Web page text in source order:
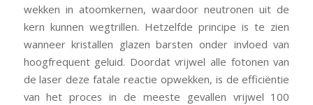
wekken in atoomkernen, waardoor neutronen uit de
kern kunnen wegtrillen. Hetzelfde principe is te zien
wanneer kristallen glazen barsten onder invloed van
hoogfrequent geluid. Doordat vrijwel alle fotonen van
de laser deze fatale reactie opwekken, is de efficiëntie
van het proces in de meeste gevallen vrijwel 100